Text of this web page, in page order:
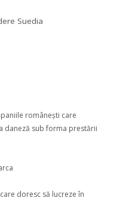
Suedia
româneşti care
daneză sub forma prestării
doresc să lucreze în